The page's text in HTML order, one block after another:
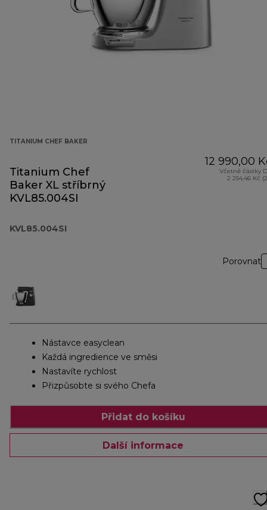
TITANIUM CHEF BAKER
Titanium Chef
Baker XL stříbrný
KVL85.004SI
KVL85.004SI
12 990,00
Včetně částky
2 254,46 Kč
Porovnat
Nástavce easyclean
Každá ingredience ve směsi
Nastavíte rychlost
Přizpůsobte si svého Chefa
Přidat do košíku
Další informace